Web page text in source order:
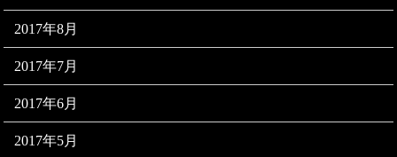
2017年8月
2017年7月
2017年6月
2017年5月